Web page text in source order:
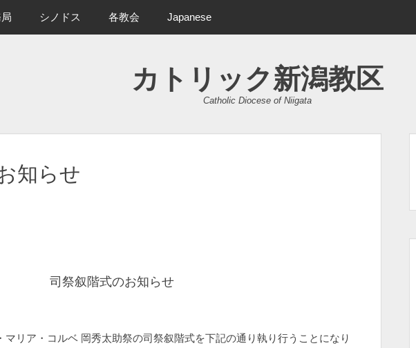
シノドス 各教会 Japanese
カトリック新潟教区
Catholic Diocese of Niigata
知らせ
司祭叙階式のお知らせ
リア・コルベ 岡秀太助祭の司祭叙階式を下記の通り執り行うことになり